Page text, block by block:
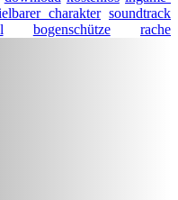
charakter soundtrack
bogenschütze rache